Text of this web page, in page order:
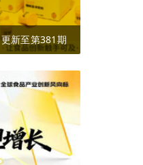
更新至第381期